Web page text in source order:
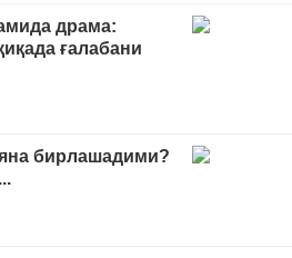
драма:
ғалабани
бирлашадими?